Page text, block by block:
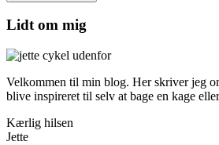
Lidt om mig
Velkommen til min blog. Her skriver jeg
blive inspireret til selv at bage en kage
Kærlig hilsen
Jette